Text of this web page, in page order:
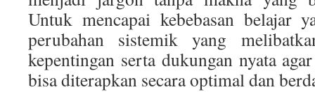
Untuk mencapai kebebasan belajar
perubahan sistemik yang
kepentingan serta dukungan nyata
bisa diterapkan secara optimal dan